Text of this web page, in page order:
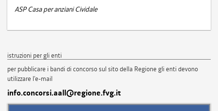
ASP Casa per anziani Cividale
istruzioni per gli enti
per pubblicare i bandi di concorso sul sito della Regione gli enti devono
utilizzare l'e-mail
info.concorsi.aall@regione.fvg.it